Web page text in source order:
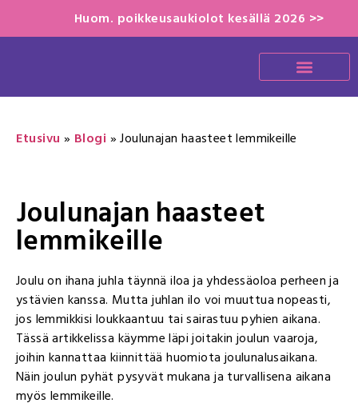
Huom. poikkeusaukiolot kesällä 2026 >>
Etusivu » Blogi »Joulunajan haasteet lemmikeille
Joulunajan haasteet
lemmikeille
Joulu on ihana juhla täynnä iloa ja yhdessäoloa perheen ja
ystävien kanssa. Mutta juhlan ilo voi muuttua nopeasti,
jos lemmikkisi loukkaantuu tai sairastuu pyhien aikana.
Tässä artikkelissa käymme läpi joitakin joulun vaaroja,
joihin kannattaa kiinnittää huomiota joulunalusaikana.
Näin joulun pyhät pysyvät mukana ja turvallisena aikana
myös lemmikeille.